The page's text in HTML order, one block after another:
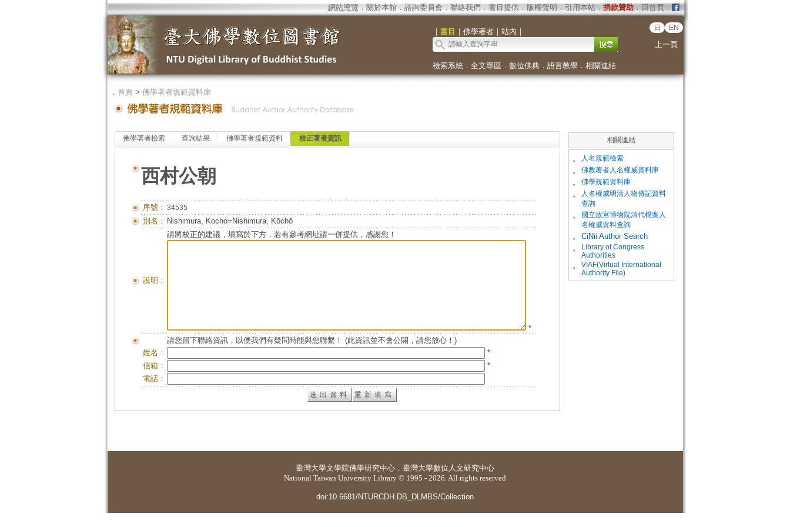
網站導覽 ． 關於本館． 諮詢委員會． 聯絡我們 ． 書目提供． 版權聲明 ． 引用本站． 捐款贊助．回首頁．
｜ 書目 ｜ 佛學著者｜ 站內 ｜ 日 EN
上一頁
檢索系統． 全文專區 ． 數位佛典． 語言教學． 相關連結
． 首頁> 佛學著者規範資料庫
佛學著者檢索 查詢結果 佛學著者規範資料 校正著者資訊
西村公朝
序號： 34535
別名： Nishimura, Kocho=Nishimura, Kōchō
說明：
請將校正的建議，填寫於下方，若有參考網址請一併提供，感謝您！
*
請您留下聯絡資訊，以便我們有疑問時能與您聯繫！ (此資訊並不會公開，請您放心！)
姓名：
*
信箱：
*
電話：
相關連結
。 人名規範檢索
。 佛教著者人名權威資料庫
。 佛學規範資料庫
。
人名權威明清人物傳記資料
查詢
。
國立故宮博物院清代檔案人
名權威資料查詢
。
CiNii Author Search
。
Library of Congress
Authorities
。
VIAF(Virtual International
Authority File)
臺灣大學文學院佛學研究中心 ． 臺灣大學數位人文研究中心
National Taiwan University Library © 1995 - 2026. All rights reserved
doi:10.6681/NTURCDH.DB_DLMBS/Collection